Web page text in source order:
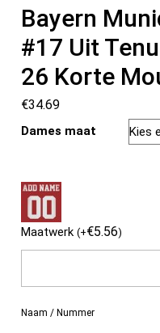
Bayern
#17 Uit
26 Korte
€34.69
Dames maat
Maatwerk(+€5.56)
Naam / Nummer